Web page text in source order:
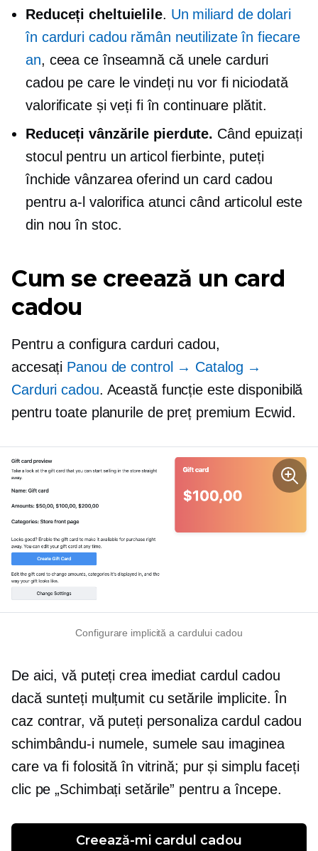
Reduceți cheltuielile. Un miliard de dolari
în carduri cadou rămân neutilizate în fiecare
an, ceea ce înseamnă că unele carduri
cadou pe care le vindeți nu vor fi niciodată
valorificate și veți fi în continuare plătit.
Reduceți vânzările pierdute. Când epuizați
stocul pentru un articol fierbinte, puteți
închide vânzarea oferind un card cadou
pentru a-l valorifica atunci când articolul este
din nou în stoc.
Cum se creează un card
cadou
Pentru a configura carduri cadou,
accesați Panou de control → Catalog →
Carduri cadou. Această funcție este disponibilă
pentru toate planurile de preț premium Ecwid.
Configurare implicită a cardului cadou
De aici, vă puteți crea imediat cardul cadou
dacă sunteți mulțumit cu setările implicite. În
caz contrar, vă puteți personaliza cardul cadou
schimbându-i numele, sumele sau imaginea
care va fi folosită în vitrină; pur și simplu faceți
clic pe „Schimbați setările” pentru a începe.
Creează-mi cardul cadou